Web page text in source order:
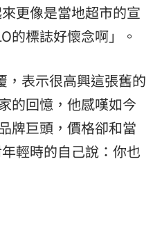
更像是當地超市的宣
的標誌好懷念啊」。
，表示很高興這張舊的
的回憶，他感嘆如今
牌巨頭，價格卻和當
輕時的自己說：你也